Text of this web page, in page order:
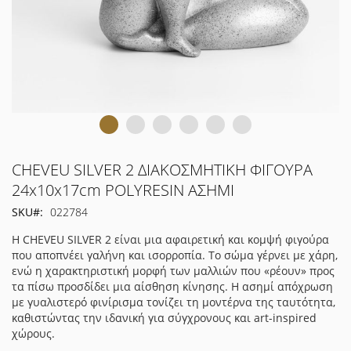
Μετάβαση
στην
αρχή
της
εικόνων
CHEVEU SILVER 2 ΔΙΑΚΟΣΜΗΤΙΚΗ ΦΙΓΟΥΡΑ
24x10x17cm POLYRESIN ΑΣΗΜΙ
SKU
022784
Η CHEVEU SILVER 2 είναι μια αφαιρετική και κομψή φιγούρα
που αποπνέει γαλήνη και ισορροπία. Το σώμα γέρνει με χάρη,
ενώ η χαρακτηριστική μορφή των μαλλιών που «ρέουν» προς
τα πίσω προσδίδει μια αίσθηση κίνησης. Η ασημί απόχρωση
με γυαλιστερό φινίρισμα τονίζει τη μοντέρνα της ταυτότητα,
καθιστώντας την ιδανική για σύγχρονους και art-inspired
χώρους.